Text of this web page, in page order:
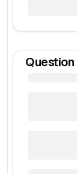
Question